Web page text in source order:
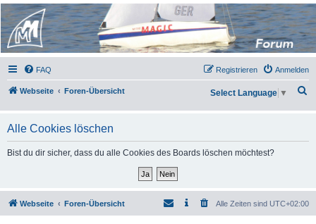
Micro Magic Forum
Deutschland
FAQ Anmelden
Registrieren
Webseite Foren-Übersicht
h
Select Language ▼
Alle Cookies löschen
Bist du dir sicher, dass du alle Cookies des Boards löschen möchtest?
Webseite Foren-Übersicht Alle Zeiten sind UTC+02:00